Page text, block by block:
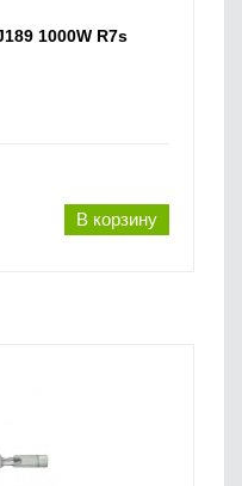
1000W R7s
В корзину